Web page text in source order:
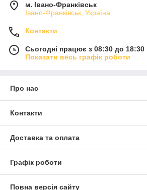
м. Івано-Франківськ
Івано-Франківськ, Україна
Контакти
Сьогодні працює з 08:30 до 18:30
Показати весь графік роботи
Про нас
Контакти
Доставка та оплата
Графік роботи
Повна версія сайту